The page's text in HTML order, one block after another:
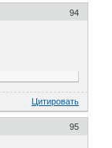
94
Цитировать
95